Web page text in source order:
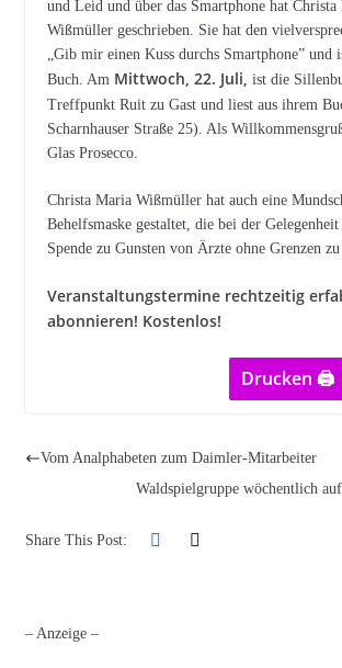
und Leid und über das Smartphone hat Christa
Wißmüller geschrieben. Sie hat den
„Gib mir einen Kuss durchs Smartphone” und
Buch. Am Mittwoch, 22. Juli, ist die
Treffpunkt Ruit zu Gast und liest aus ihrem
Scharnhauser Straße 25). Als
Glas Prosecco.
Christa Maria Wißmüller hat auch eine
Behelfsmaske gestaltet, die bei der Gelegenheit
Spende zu Gunsten von Ärzte ohne Grenzen
Veranstaltungstermine rechtzeitig
abonnieren! Kostenlos!
Drucken 🖨
Vom Analphabeten zum Daimler-Mitarbeiter
Waldspielgruppe wöchentlich
Share This Post:
– Anzeige –